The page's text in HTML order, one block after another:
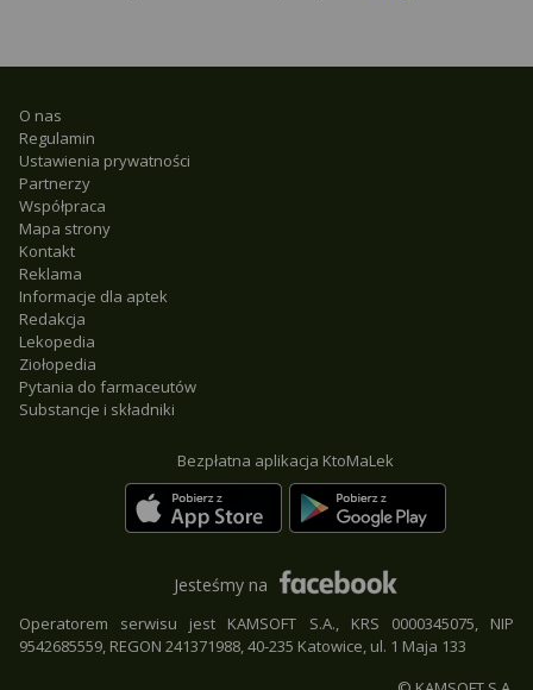
O nas
Regulamin
Ustawienia prywatności
Partnerzy
Współpraca
Mapa strony
Kontakt
Reklama
Informacje dla aptek
Redakcja
Lekopedia
Ziołopedia
Pytania do farmaceutów
Substancje i składniki
Bezpłatna aplikacja KtoMaLek
Jesteśmy na
Operatorem serwisu jest KAMSOFT S.A., KRS 0000345075, NIP
9542685559, REGON 241371988, 40-235 Katowice, ul. 1 Maja 133